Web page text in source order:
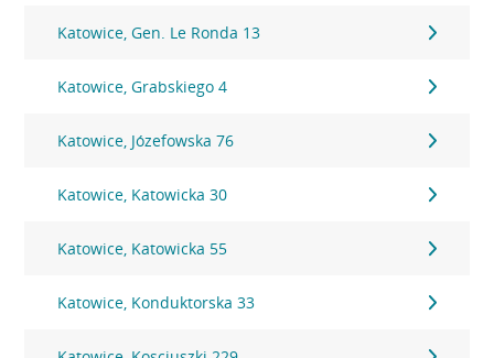
Katowice, Gen. Le Ronda 13
Katowice, Grabskiego 4
Katowice, Józefowska 76
Katowice, Katowicka 30
Katowice, Katowicka 55
Katowice, Konduktorska 33